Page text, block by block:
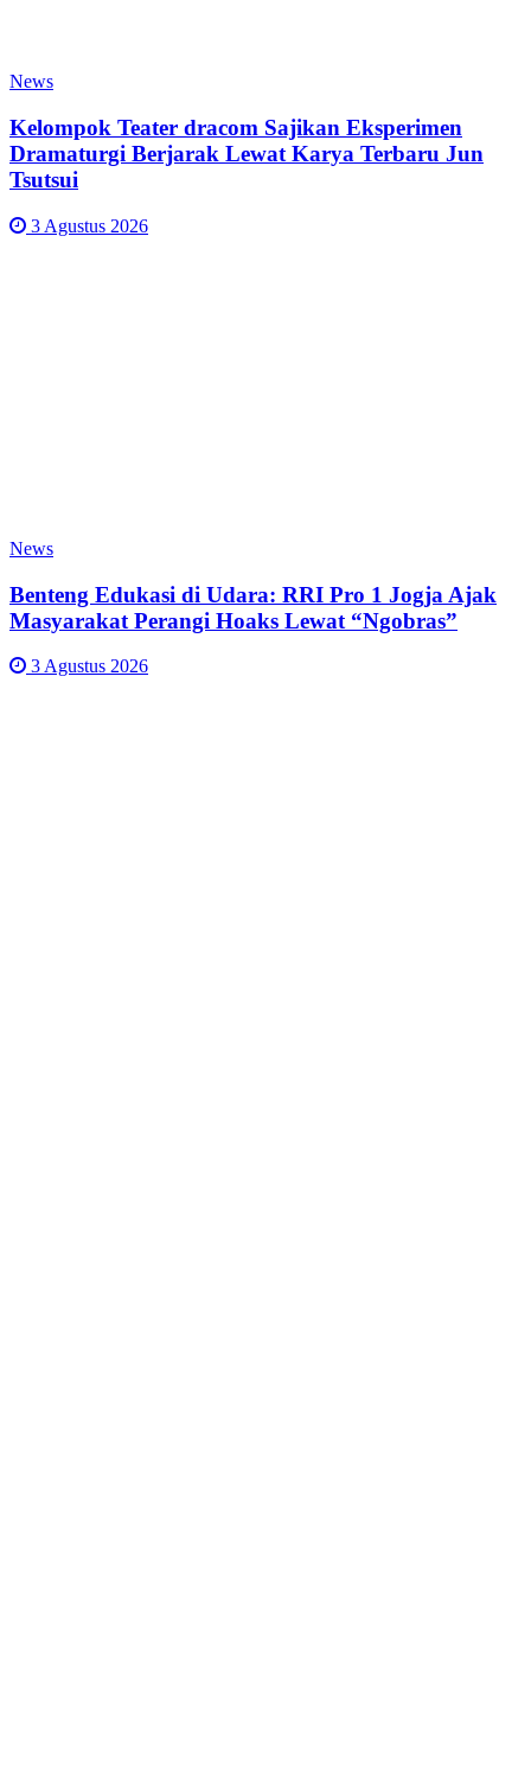
News
Kelompok Teater dracom Sajikan Eksperimen
Dramaturgi Berjarak Lewat Karya Terbaru Jun
Tsutsui
3 Agustus 2026
News
Benteng Edukasi di Udara: RRI Pro 1 Jogja Ajak
Masyarakat Perangi Hoaks Lewat “Ngobras”
3 Agustus 2026